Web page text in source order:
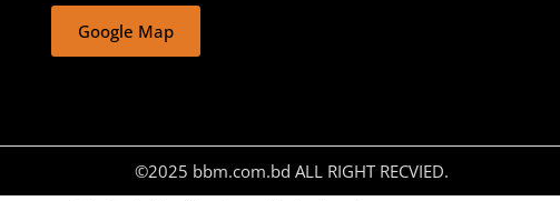
Google Map
©2025 bbm.com.bd ALL RIGHT RECVIED.